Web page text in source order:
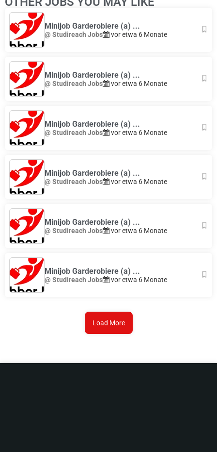
+
−
Minijob Garderobiere (a) ...
@ Studireach Jobs vor etwa 6 Monate
Minijob Garderobiere (a) ...
@ Studireach Jobs vor etwa 6 Monate
Minijob Garderobiere (a) ...
@ Studireach Jobs vor etwa 6 Monate
Minijob Garderobiere (a) ...
@ Studireach Jobs vor etwa 6 Monate
Minijob Garderobiere (a) ...
@ Studireach Jobs vor etwa 6 Monate
Minijob Garderobiere (a) ...
@ Studireach Jobs vor etwa 6 Monate
Load More